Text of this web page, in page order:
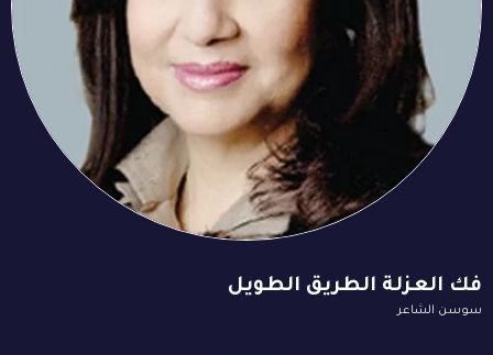
فك العزلة الطريق الطويل
سوسن الشاعر